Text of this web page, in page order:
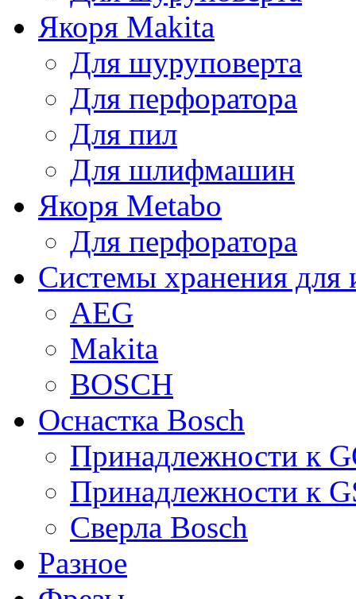
Якоря Makita
Для шуруповерта
Для перфоратора
Для пил
Для шлифмашин
Якоря Metabo
Для перфоратора
Системы хранения для
AEG
Makita
BOSCH
Оснастка Bosch
Принадлежности к
Принадлежности к
Сверла Bosch
Разное